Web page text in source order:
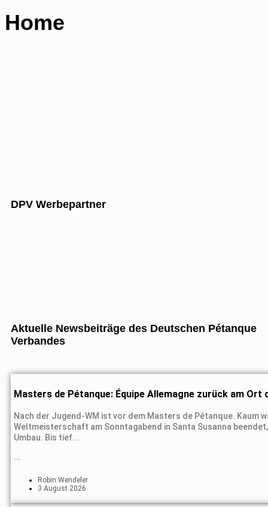
Home
DPV Werbepartner
Aktuelle Newsbeiträge des Deutschen Pétanque
Verbandes
Masters de Pétanque: Équipe Allemagne zurück am Ort
Nach der Jugend-WM ist vor dem Masters de Pétanque. Kaum
Weltmeisterschaft am Sonntagabend in Santa Susanna
Umbau. Bis tief...
...
Robin Wendeler
3 August 2026